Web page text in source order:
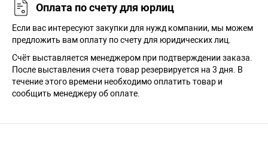
Оплата по счету для юрлиц
Если вас интересуют закупки для нужд компании, мы можем
предложить вам оплату по счету для юридических лиц.
Счёт выставляется менеджером при подтверждении заказа.
После выставления счета товар резервируется на 3 дня. В
течение этого времени необходимо оплатить товар и
сообщить менеджеру об оплате.